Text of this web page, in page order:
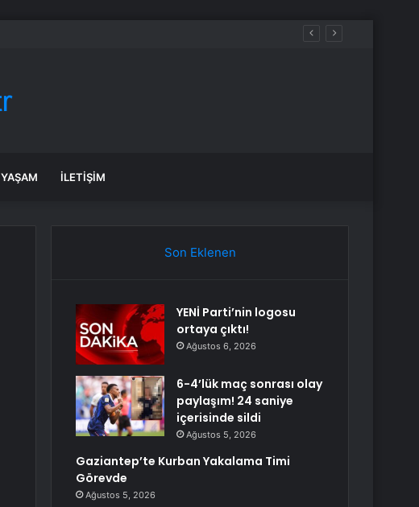
YAŞAM İLETIŞIM
Son Eklenen
YENİ Parti’nin logosu
ortaya çıktı!
Ağustos 6, 2026
6-4’lük maç sonrası olay
paylaşım! 24 saniye
içerisinde sildi
Ağustos 5, 2026
Gaziantep’te Kurban Yakalama Timi
Görevde
Ağustos 5, 2026